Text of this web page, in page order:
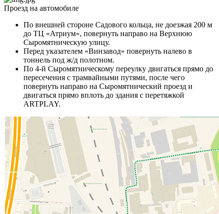
Проезд на автомобиле
По внешней стороне Садового кольца, не доезжая 200 м
до ТЦ «Атриум», повернуть направо на Верхнюю
Сыромятническую улицу.
Перед указателем «Винзавод» повернуть налево в
тоннель под ж/д полотном.
По 4-й Сыромятническому переулку двигаться прямо до
пересечения с трамвайными путями, после чего
повернуть направо на Сыромятнический проезд и
двигаться прямо вплоть до здания с перетяжкой
ARTPLAY.